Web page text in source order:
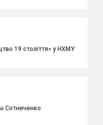
19 століття» у НХМУ
Сотниченко